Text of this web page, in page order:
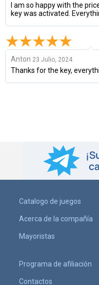
I am so happy with the
key was activated.
Anton 23 Julio, 2024
Thanks for the key,
Catalogo de juegos
Acerca de la compañía
Mayoristas
Programa de afiliación
Contactos